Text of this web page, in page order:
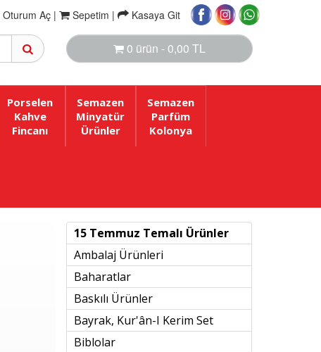
Oturum Aç | Sepetim | Kasaya Git
0 ürün - 0,00 TL
Porselen
Kahve
Fincanı
Semazen
Minyatür
Ürünler
Semazen
Parfüm
Kolonya
15 Temmuz Temalı Ürünler
Ambalaj Ürünleri
Baharatlar
Baskılı Ürünler
Bayrak, Kur'ân-I Kerim Set
Biblolar